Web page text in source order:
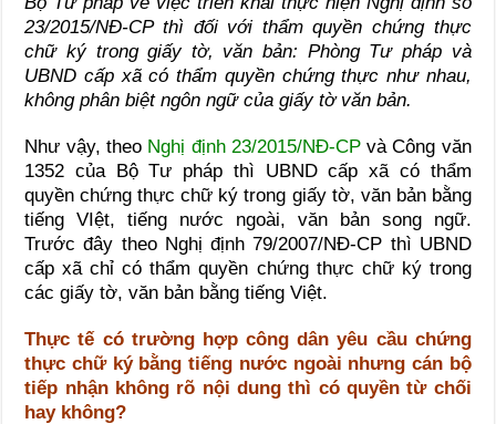
23/2015/NĐ-CP thì đối với thẩm quyền chứng thực
chữ ký trong giấy tờ, văn bản: Phòng Tư pháp và
UBND cấp xã có thẩm quyền chứng thực như nhau,
không phân biệt ngôn ngữ của giấy tờ văn bản.
Như vậy, theo Nghị định 23/2015/NĐ-CP và Công văn
1352 của Bộ Tư pháp thì UBND cấp xã có thẩm
quyền chứng thực chữ ký trong giấy tờ, văn bản bằng
tiếng VIệt, tiếng nước ngoài, văn bản song ngữ.
Trước đây theo Nghị định 79/2007/NĐ-CP thì UBND
cấp xã chỉ có thẩm quyền chứng thực chữ ký trong
các giấy tờ, văn bản bằng tiếng Việt.
Thực tế có trường hợp công dân yêu cầu chứng
thực chữ ký bằng tiếng nước ngoài nhưng cán bộ
tiếp nhận không rõ nội dung thì có quyền từ chối
hay không?